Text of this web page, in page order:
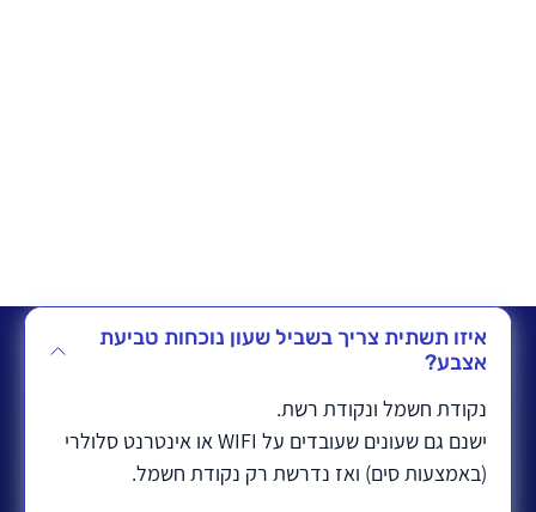
איזו תשתית צריך בשביל שעון נוכחות טביעת
אצבע?
נקודת חשמל ונקודת רשת.
ישנם גם שעונים שעובדים על WIFI או אינטרנט סלולרי
(באמצעות סים) ואז נדרשת רק נקודת חשמל.